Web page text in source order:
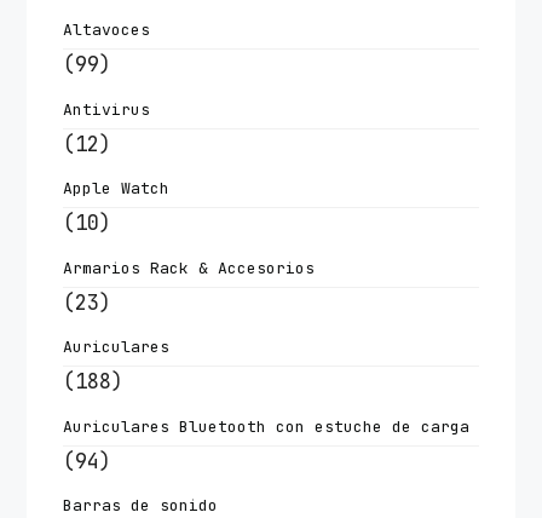
Altavoces
(99)
Antivirus
(12)
Apple Watch
(10)
Armarios Rack & Accesorios
(23)
Auriculares
(188)
Auriculares Bluetooth con estuche de carga
(94)
Barras de sonido